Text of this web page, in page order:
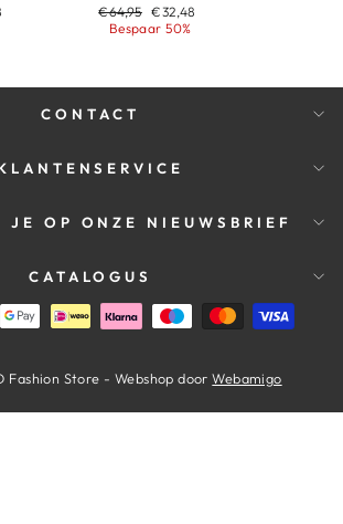
Adviesprijs
€64,95 Aanbiedingsprijs
€32,48
Bespaar 50%
CONTACT
JE OP ONZE NIEUWSBRIEF
CATALOGUS
Fashion Store - Webshop doorWebamigo